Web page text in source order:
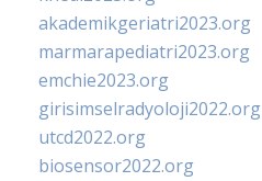
akademikgeriatri2023.org
marmarapediatri2023.org
emchie2023.org
girisimselradyoloji2022.org
utcd2022.org
biosensor2022.org